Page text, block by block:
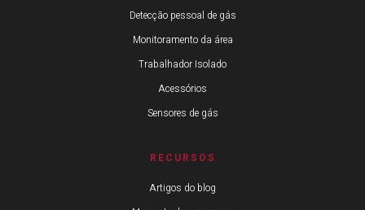
Detecção pessoal de gás
Monitoramento da área
Trabalhador Isolado
Acessórios
Sensores de gás
RECURSOS
Artigos do blog